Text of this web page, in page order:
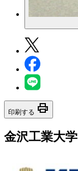
印刷する print
金沢工業大学